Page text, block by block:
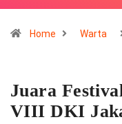
Home Warta
Juara
VIII DKI